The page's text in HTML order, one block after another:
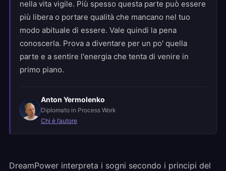
nella vita vigile. Più spesso questa parte può essere
più libera o portare qualità che mancano nel tuo
modo abituale di essere. Vale quindi la pena
conoscerla. Prova a diventare per un po' quella
parte e a sentire l'energia che tenta di venire in
primo piano.
Anton Yermolenko
Diplomato in Process Work
Chi è l’autore
DreamPower interpreta i sogni secondo i principi del